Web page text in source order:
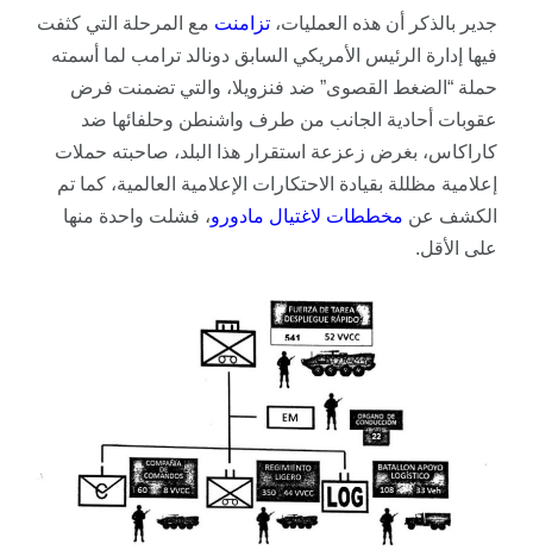
جدير بالذكر أن هذه العمليات، تزامنت مع المرحلة التي كثفت
فيها إدارة الرئيس الأمريكي السابق دونالد ترامب لما أسمته
حملة “الضغط القصوى” ضد فنزويلا، والتي تضمنت فرض
عقوبات أحادية الجانب من طرف واشنطن وحلفائها ضد
كاراكاس، بغرض زعزعة استقرار هذا البلد، صاحبته حملات
إعلامية مظللة بقيادة الاحتكارات الإعلامية العالمية، كما تم
الكشف عن مخططات لاغتيال مادورو، فشلت واحدة منها
على الأقل.